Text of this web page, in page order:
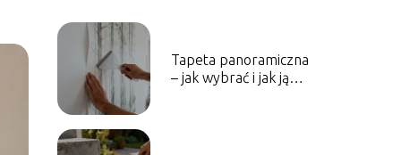
Tapeta panoramiczna
– jak wybrać i jak ją